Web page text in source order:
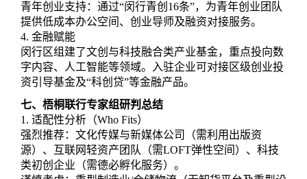
青年创业支持：通过“闵行青创16条”，为青年创业团队
提供低成本办公空间、创业导师及融资对接服务。
4. 金融赋能
闵行区组建了文创与科技融合类产业基金，重点投向数
字内容、人工智能等领域。入驻企业可对接区级创业投
资引导基金及“科创贷”等金融产品。
七、梧桐联行专家组研判总结
1. 适配性分析（Who Fits）
强烈推荐：文化传媒与新媒体公司（需利用出版资
源）、互联网轻资产团队（需LOFT弹性空间）、科技
类初创企业（需德必孵化服务）。